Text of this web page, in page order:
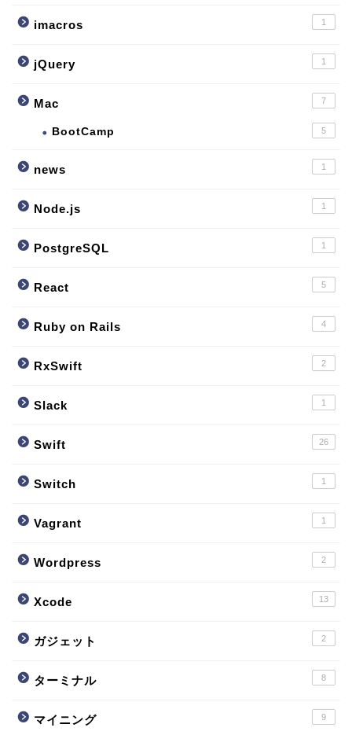
imacros 1
jQuery 1
Mac 7
BootCamp 5
news 1
Node.js 1
PostgreSQL 1
React 5
Ruby on Rails 4
RxSwift 2
Slack 1
Swift 26
Switch 1
Vagrant 1
Wordpress 2
Xcode 13
ガジェット 2
ターミナル 8
マイニング 9